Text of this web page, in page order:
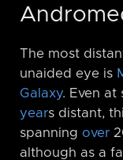
The most
unaided eye is
Galaxy. Even at
years distant,
spanning over
although as a